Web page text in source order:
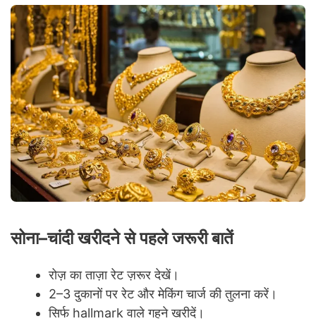
सोना–चांदी खरीदने से पहले जरूरी बातें
रोज़ का ताज़ा रेट ज़रूर देखें।
2–3 दुकानों पर रेट और मेकिंग चार्ज की तुलना करें।
सिर्फ hallmark वाले गहने खरीदें।